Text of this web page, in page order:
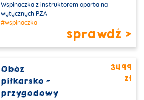
Wspinaczka z instruktorem oparta na
wytycznych PZA
#wspinaczka
sprawdź >
Obóz
piłkarsko -
przygodowy
3499
zł